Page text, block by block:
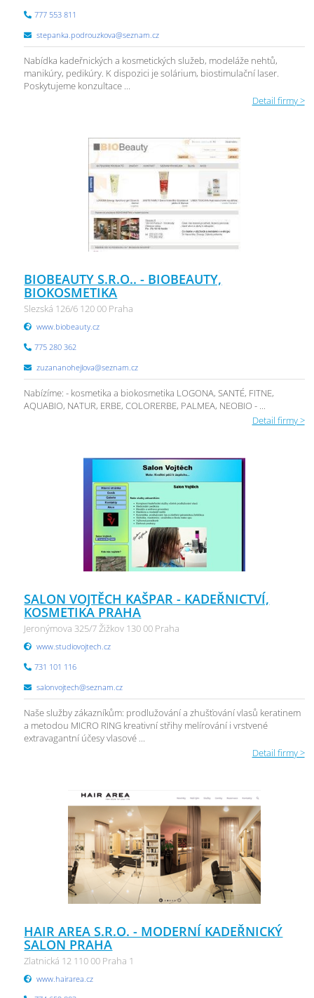
777 553 811
stepanka.podrouzkova@seznam.cz
Nabídka kadeřnických a kosmetických služeb, modeláže nehtů,
manikúry, pedikúry. K dispozici je solárium, biostimulační laser.
Poskytujeme konzultace ...
Detail firmy >
BIOBEAUTY S.R.O.. - BIOBEAUTY,
BIOKOSMETIKA
Slezská 126/6 120 00 Praha
www.biobeauty.cz
775 280 362
zuzananohejlova@seznam.cz
Nabízíme: - kosmetika a biokosmetika LOGONA, SANTÉ, FITNE,
AQUABIO, NATUR, ERBE, COLORERBE, PALMEA, NEOBIO - ...
Detail firmy >
SALON VOJTĚCH KAŠPAR - KADEŘNICTVÍ,
KOSMETIKA PRAHA
Jeronýmova 325/7 Žižkov 130 00 Praha
www.studiovojtech.cz
731 101 116
salonvojtech@seznam.cz
Naše služby zákazníkům: prodlužování a zhušťování vlasů keratinem
a metodou MICRO RING kreativní střihy melírování i vrstvené
extravagantní účesy vlasové ...
Detail firmy >
HAIR AREA S.R.O. - MODERNÍ KADEŘNICKÝ
SALON PRAHA
Zlatnická 12 110 00 Praha 1
www.hairarea.cz